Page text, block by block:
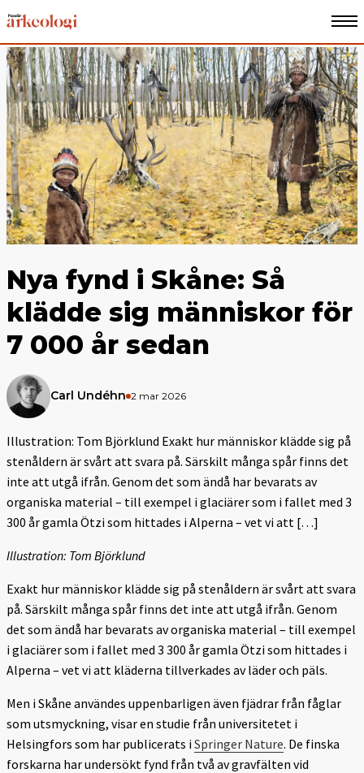
Nya fynd i Skåne: Så
klädde sig människor för
7 000 år sedan
Carl Undéhn 2 mar 2026
Illustration: Tom Björklund Exakt hur människor klädde sig på
stenåldern är svårt att svara på. Särskilt många spår finns det
inte att utgå ifrån. Genom det som ändå har bevarats av
organiska material – till exempel i glaciärer som i fallet med 3
300 år gamla Ötzi som hittades i Alperna – vet vi att […]
Illustration: Tom Björklund
Exakt hur människor klädde sig på stenåldern är svårt att svara
på. Särskilt många spår finns det inte att utgå ifrån. Genom
det som ändå har bevarats av organiska material – till exempel
i glaciärer som i fallet med 3 300 år gamla Ötzi som hittades i
Alperna – vet vi att kläderna tillverkades av läder och päls.
Men i Skåne användes uppenbarligen även fjädrar från fåglar
som utsmyckning, visar en studie från universitetet i
Helsingfors som har publicerats iSpringer Nature. De finska
forskarna har undersökt fynd från två av gravfälten vid